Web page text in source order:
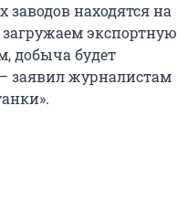
находятся на
экспортную
добыча будет
заявил журналистам